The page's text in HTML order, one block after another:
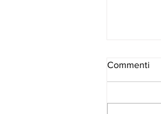
Commenti